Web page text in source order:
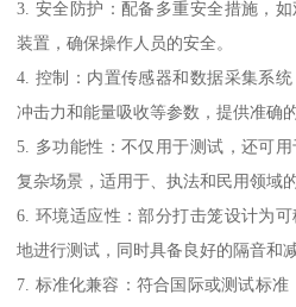
3. 安全防护：配备多重安全措施，
装置，确保操作人员的安全。
4. 控制：内置传感器和数据采集系统
冲击力和能量吸收等参数，提供准确
5. 多功能性：不仅用于测试，还可
复杂场景，适用于、执法和民用领域
6. 环境适应性：部分打击笼设计为
地进行测试，同时具备良好的隔音和
7. 标准化兼容：符合国际或测试标